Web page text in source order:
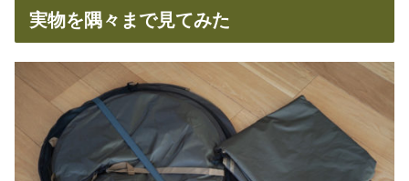
実物を隅々まで見てみた